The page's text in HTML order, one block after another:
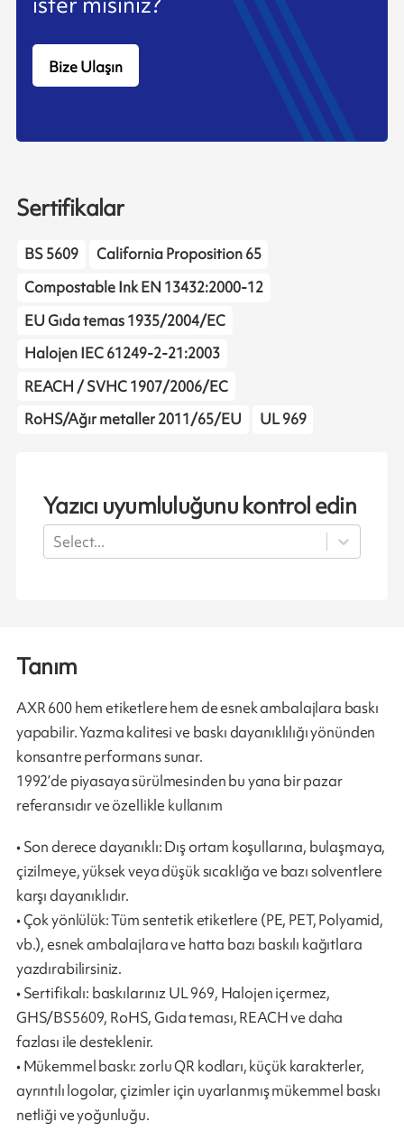
Bize Ulaşın
Sertifikalar
BS 5609
California Proposition 65
Compostable Ink EN 13432:2000-12
EU Gıda temas 1935/2004/EC
Halojen IEC 61249-2-21:2003
REACH / SVHC 1907/2006/EC
RoHS/Ağır metaller 2011/65/EU
UL 969
Yazıcı uyumluluğunu kontrol edin
Select...
Tanım
AXR 600 hem etiketlere hem de esnek ambalajlara baskı
yapabilir. Yazma kalitesi ve baskı dayanıklılığı yönünden
konsantre performans sunar.
1992’de piyasaya sürülmesinden bu yana bir pazar
referansıdır ve özellikle kullanım
• Son derece dayanıklı: Dış ortam koşullarına, bulaşmaya,
çizilmeye, yüksek veya düşük sıcaklığa ve bazı solventlere
karşı dayanıklıdır.
• Çok yönlülük: Tüm sentetik etiketlere (PE, PET, Polyamid,
vb.), esnek ambalajlara ve hatta bazı baskılı kağıtlara
yazdırabilirsiniz.
• Sertifikalı: baskılarınız UL 969, Halojen içermez,
GHS/BS5609, RoHS, Gıda teması, REACH ve daha
fazlası ile desteklenir.
• Mükemmel baskı: zorlu QR kodları, küçük karakterler,
ayrıntılı logolar, çizimler için uyarlanmış mükemmel baskı
netliği ve yoğunluğu.